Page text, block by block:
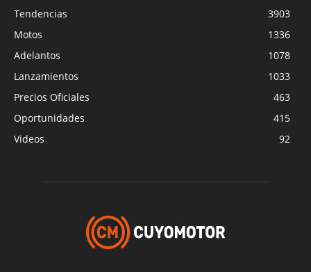
Tendencias
3903
Motos
1336
Adelantos
1078
Lanzamientos
1033
Precios Oficiales
463
Oportunidades
415
Videos
92